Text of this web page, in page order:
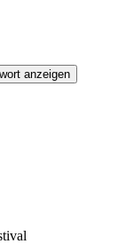
anzeigen